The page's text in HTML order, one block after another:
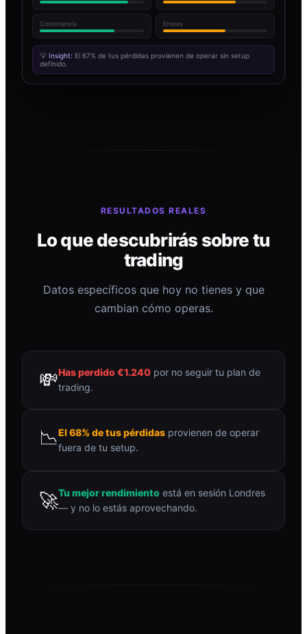
Consistencia Errores
💡 Insight: El 67% de tus pérdidas provienen de operar sin setup
definido.
RESULTADOS REALES
Lo que descubrirás sobre tu
trading
Datos específicos que hoy no tienes y que
cambian cómo operas.
💸Has perdido €1.240 por no seguir tu plan de
trading.
📉El 68% de tus pérdidas provienen de operar
fuera de tu setup.
🚀Tu mejor rendimiento está en sesión Londres
— y no lo estás aprovechando.